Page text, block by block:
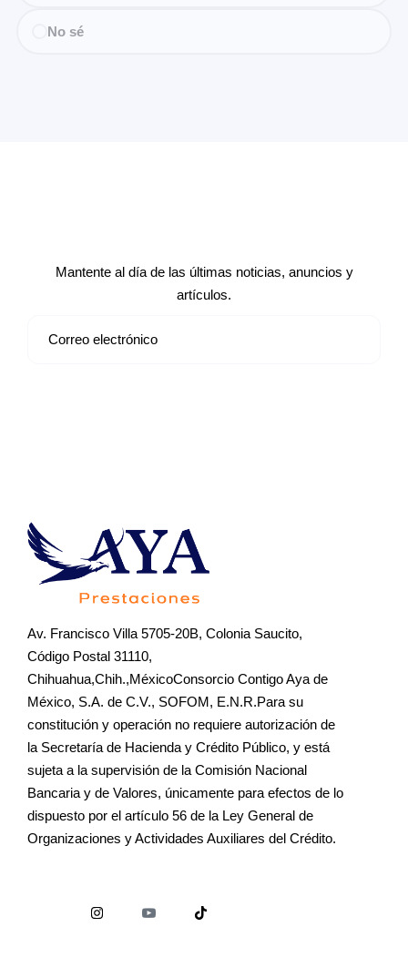
No sé
Mantente al día de las últimas noticias, anuncios y
artículos.
Av. Francisco Villa 5705-20B, Colonia Saucito,
Código Postal 31110,
Chihuahua,Chih.,MéxicoConsorcio Contigo Aya de
México, S.A. de C.V., SOFOM, E.N.R.Para su
constitución y operación no requiere autorización de
la Secretaría de Hacienda y Crédito Público, y está
sujeta a la supervisión de la Comisión Nacional
Bancaria y de Valores, únicamente para efectos de lo
dispuesto por el artículo 56 de la Ley General de
Organizaciones y Actividades Auxiliares del Crédito.